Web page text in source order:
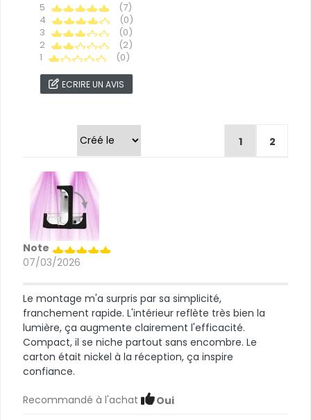
5
(7)
4
(0)
3
(0)
2
(2)
1
(0)
ECRIRE UN AVIS
1 2
Note
07/03/2026
Le montage m'a surpris par sa simplicité,
franchement rapide. L'intérieur reflète très bien la
lumière, ça augmente clairement l'efficacité.
Compact, il se niche partout sans encombre. Le
carton était nickel à la réception, ça inspire
confiance.
Recommandé à l'achat Oui